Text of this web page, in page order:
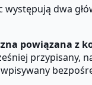
dwa
powiązana z